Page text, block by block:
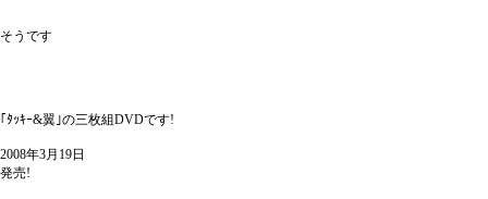
そうです
｢ﾀｯｷｰ&翼｣の三枚組DVDです!
2008年3月19日
発売!